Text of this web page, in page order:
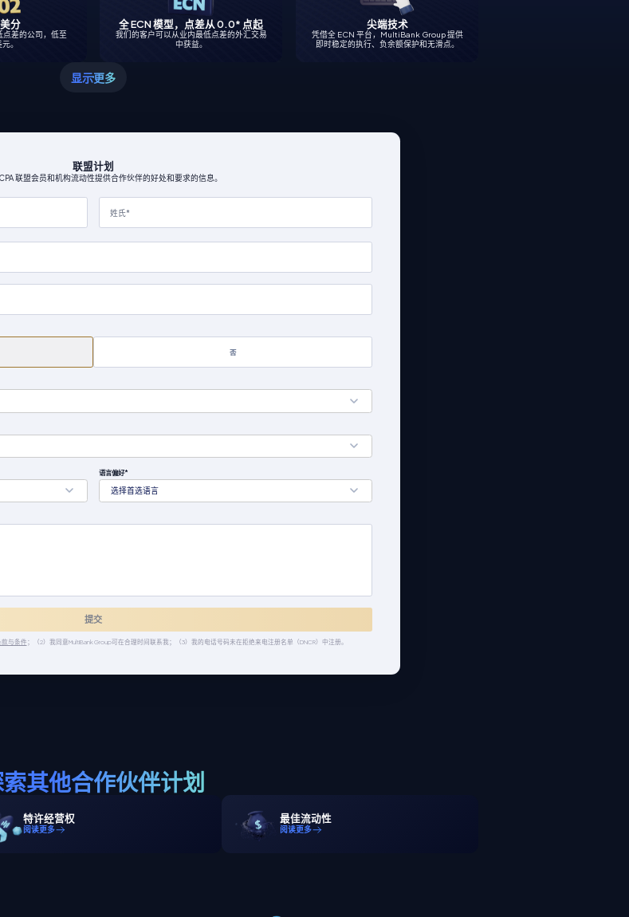
分
点差的公司，低至
。
全 ECN 模型，点差从 0.0* 点起
我们的客户可以从业内最低点差的外汇交易
中获益。
尖端技术
凭借全 ECN 平台，MultiBank Group 提供
即时稳定的执行、负余额保护和无滑点。
显示更多
联盟计划
联盟会员和机构流动性提供合作伙伴的好处和要求的信息。
否
语言偏好*
选择首选语言
款与条件 ；（2）我同意MultiBank Group可在合理时间联系我；（3）我的电话号码未在拒绝来电注册名单（DNCR）中注册。
提交
其他合作伙伴计划
特许经营权
阅读更多
最佳流动性
阅读更多